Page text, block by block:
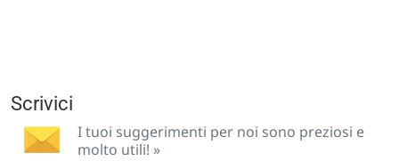
Scrivici
I tuoi suggerimenti per noi sono preziosi e
molto utili! »